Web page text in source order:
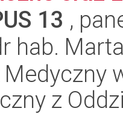
13 ,
hab.
z